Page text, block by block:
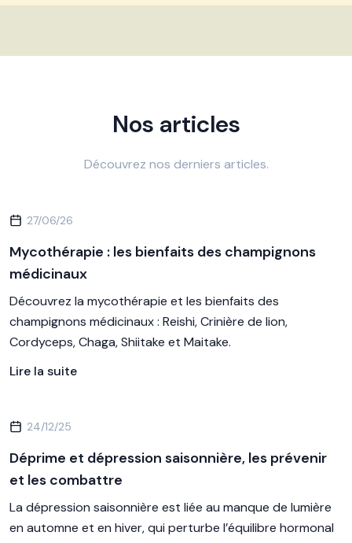
Nos articles
Découvrez nos derniers articles.
27/06/26
Mycothérapie : les bienfaits des champignons
médicinaux
Découvrez la mycothérapie et les bienfaits des
champignons médicinaux : Reishi, Crinière de lion,
Cordyceps, Chaga, Shiitake et Maitake.
Lire la suite
24/12/25
Déprime et dépression saisonnière, les prévenir
et les combattre
La dépression saisonnière est liée au manque de lumière
en automne et en hiver, qui perturbe l’équilibre hormonal